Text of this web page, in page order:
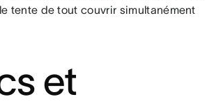
tente de tout couvrir simultanément
et